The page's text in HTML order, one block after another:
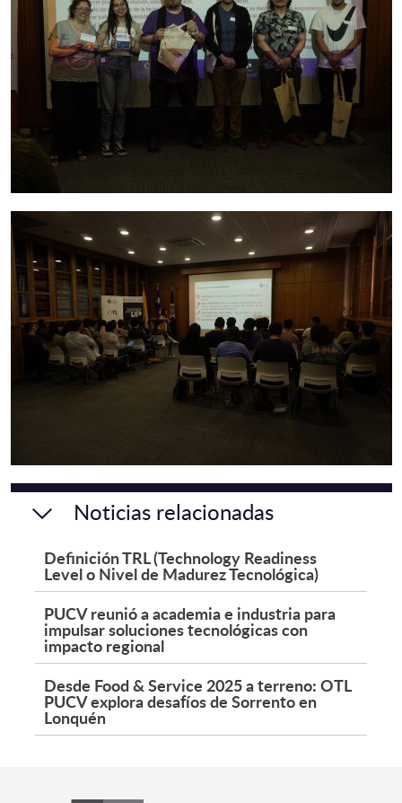
Noticias relacionadas
Definición TRL (Technology Readiness
Level o Nivel de Madurez Tecnológica)
PUCV reunió a academia e industria para
impulsar soluciones tecnológicas con
impacto regional
Desde Food & Service 2025 a terreno: OTL
PUCV explora desafíos de Sorrento en
Lonquén